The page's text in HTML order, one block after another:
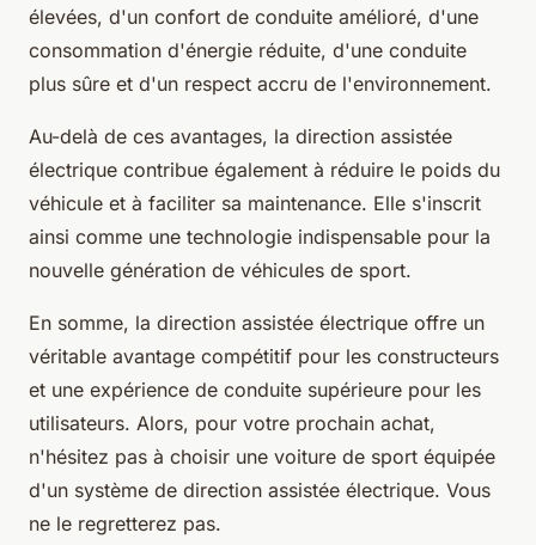
élevées, d'un confort de conduite amélioré, d'une
consommation d'énergie réduite, d'une conduite
plus sûre et d'un respect accru de l'environnement.
Au-delà de ces avantages, la direction assistée
électrique contribue également à réduire le poids du
véhicule et à faciliter sa maintenance. Elle s'inscrit
ainsi comme une technologie indispensable pour la
nouvelle génération de véhicules de sport.
En somme, la direction assistée électrique offre un
véritable avantage compétitif pour les constructeurs
et une expérience de conduite supérieure pour les
utilisateurs. Alors, pour votre prochain achat,
n'hésitez pas à choisir une voiture de sport équipée
d'un système de direction assistée électrique. Vous
ne le regretterez pas.